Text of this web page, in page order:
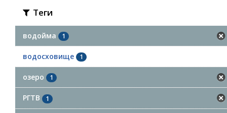
Теги
водойма 1
водосховище 1
озеро 1
РГТВ 1